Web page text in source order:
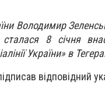
Володимир
8 січня
України» в
відповідний